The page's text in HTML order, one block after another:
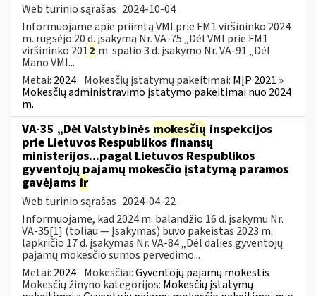
Web turinio sąrašas 2024-10-04
Informuojame apie priimtą VMI prie FM1 viršininko 2024
m. rugsėjo 20 d. įsakymą Nr. VA-75 „Dėl VMI prie FM1
viršininko 2012 m. spalio 3 d. įsakymo Nr. VA-91 „Dėl
Mano VMI...
Metai: 2024 Mokesčių įstatymų pakeitimai: MĮP 2021 »
Mokesčių administravimo įstatymo pakeitimai nuo 2024
m.
VA-35 „Dėl Valstybinės mokesčių inspekcijos
prie Lietuvos Respublikos finansų
ministerijos...pagal Lietuvos Respublikos
gyventojų pajamų mokesčio įstatymą paramos
gavėjams ir
Web turinio sąrašas 2024-04-22
Informuojame, kad 2024 m. balandžio 16 d. įsakymu Nr.
VA-35[1] (toliau — Įsakymas) buvo pakeistas 2023 m.
lapkričio 17 d. įsakymas Nr. VA-84 „Dėl dalies gyventojų
pajamų mokesčio sumos pervedimo...
Metai: 2024 Mokesčiai:Gyventojų pajamų mokestis
Mokesčių žinyno kategorijos: Mokesčių įstatymų